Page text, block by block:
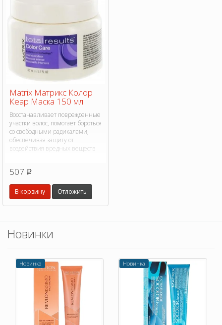
Matrix Матрикс Колор
Кеар Маска 150 мл
Восстанавливает поврежденные
участки волос, помогает бороться
со свободными радикалами,
обеспечивая защиту от
воздействия вредных веществ
507 p
В корзину Отложить
Новинки
Новинка Новинка